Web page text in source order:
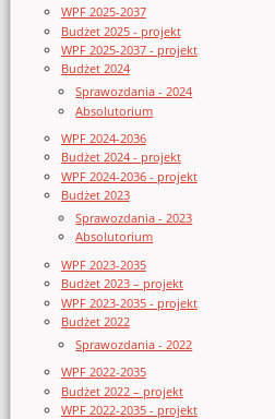
WPF 2025-2037
Budżet 2025 - projekt
WPF 2025-2037 - projekt
Budżet 2024
Sprawozdania - 2024
Absolutorium
WPF 2024-2036
Budżet 2024 - projekt
WPF 2024-2036 - projekt
Budżet 2023
Sprawozdania - 2023
Absolutorium
WPF 2023-2035
Budżet 2023 – projekt
WPF 2023-2035 - projekt
Budżet 2022
Sprawozdania - 2022
WPF 2022-2035
Budżet 2022 – projekt
WPF 2022-2035 - projekt